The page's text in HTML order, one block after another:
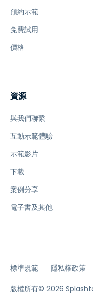
預約示範
免費試用
價格
資源
與我們聯繫
互動示範體驗
示範影片
下載
案例分享
電子書及其他
標準規範 隱私權政策
版權所有© 2026